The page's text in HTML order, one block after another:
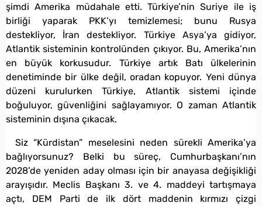
şimdi Amerika müdahale etti. Türkiye’nin Suriye ile iş
birliği yaparak PKK’yı temizlemesi; bunu Rusya
destekliyor, İran destekliyor. Türkiye Asya’ya gidiyor,
Atlantik sisteminin kontrolünden çıkıyor. Bu, Amerika’nın
en büyük korkusudur. Türkiye artık Batı ülkelerinin
denetiminde bir ülke değil, oradan kopuyor. Yeni dünya
düzeni kurulurken Türkiye, Atlantik sistemi içinde
boğuluyor, güvenliğini sağlayamıyor. O zaman Atlantik
sisteminin dışına çıkacak.
Siz “Kürdistan” meselesini neden sürekli Amerika’ya
bağlıyorsunuz? Belki bu süreç, Cumhurbaşkanı’nın
2028’de yeniden aday olması için bir anayasa değişikliği
arayışıdır. Meclis Başkanı 3. ve 4. maddeyi tartışmaya
açtı, DEM Parti de ilk dört maddenin kırmızı çizgi